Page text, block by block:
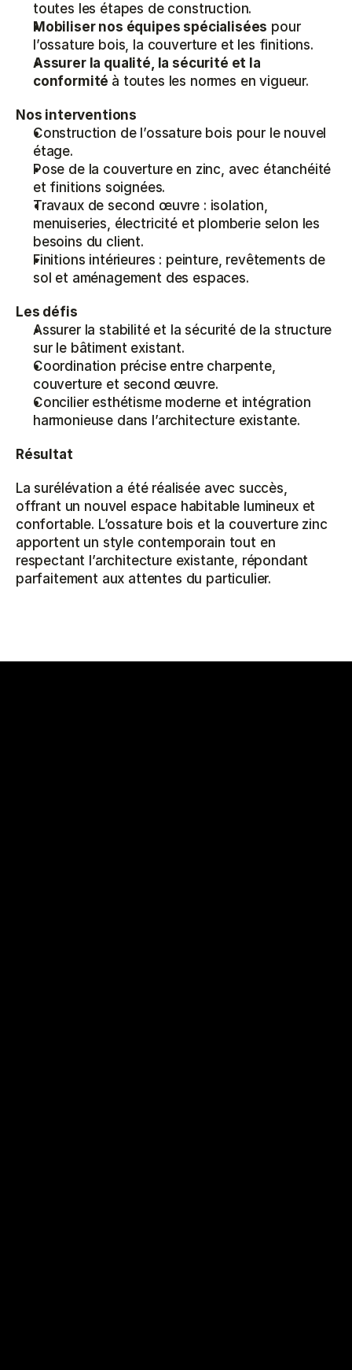
toutes les étapes de construction.
Mobiliser nos équipes spécialisées pour
l’ossature bois, la couverture et les finitions.
Assurer la qualité, la sécurité et la
conformité à toutes les normes en vigueur.
Nos interventions
Construction de l’ossature bois pour le nouvel
étage.
Pose de la couverture en zinc, avec étanchéité
et finitions soignées.
Travaux de second œuvre : isolation,
menuiseries, électricité et plomberie selon les
besoins du client.
Finitions intérieures : peinture, revêtements de
sol et aménagement des espaces.
Les défis
Assurer la stabilité et la sécurité de la structure
sur le bâtiment existant.
Coordination précise entre charpente,
couverture et second œuvre.
Concilier esthétisme moderne et intégration
harmonieuse dans l’architecture existante.
Résultat
La surélévation a été réalisée avec succès,
offrant un nouvel espace habitable lumineux et
confortable. L’ossature bois et la couverture zinc
apportent un style contemporain tout en
respectant l’architecture existante, répondant
parfaitement aux attentes du particulier.